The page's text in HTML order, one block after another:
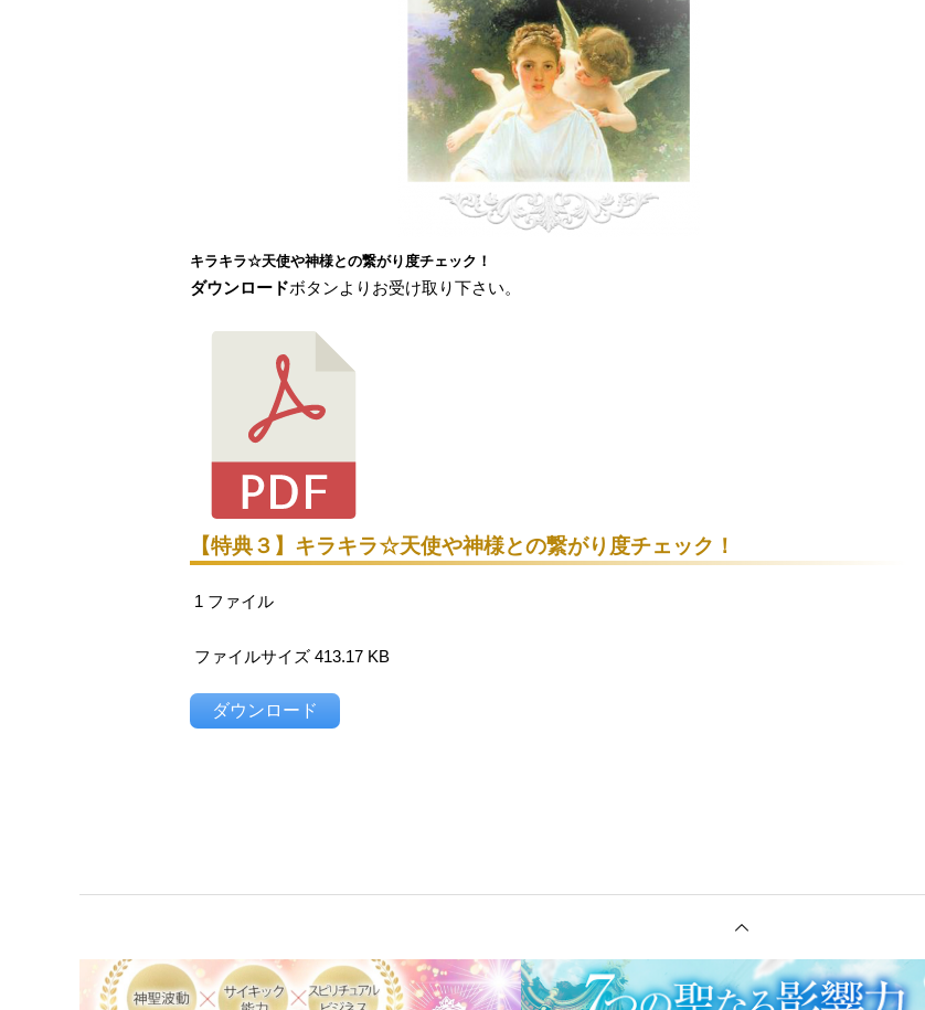
キラキラ☆天使や神様との繋がり度チェック！
ダウンロードボタンよりお受け取り下さい。
【特典３】キラキラ☆天使や神様との繋がり度チェック！
1 ファイル
ファイルサイズ 413.17 KB
ダウンロード